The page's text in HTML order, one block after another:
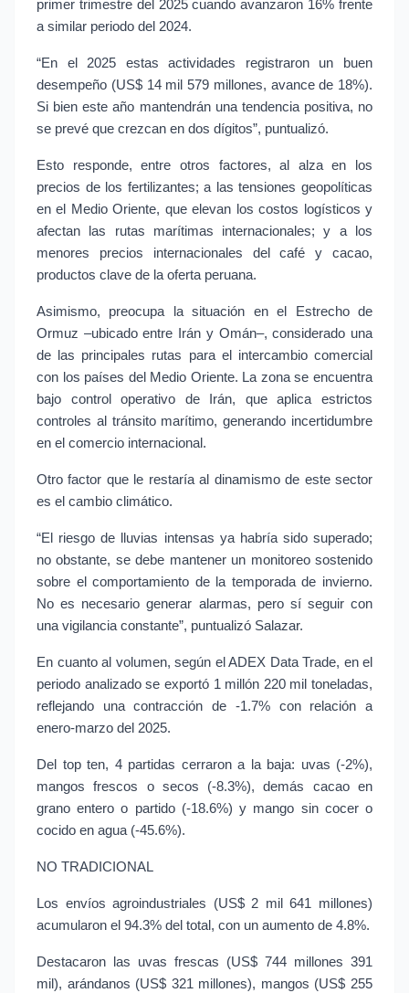
primer trimestre del 2025 cuando avanzaron 16% frente
a similar periodo del 2024.
“En el 2025 estas actividades registraron un buen
desempeño (US$ 14 mil 579 millones, avance de 18%).
Si bien este año mantendrán una tendencia positiva, no
se prevé que crezcan en dos dígitos”, puntualizó.
Esto responde, entre otros factores, al alza en los
precios de los fertilizantes; a las tensiones geopolíticas
en el Medio Oriente, que elevan los costos logísticos y
afectan las rutas marítimas internacionales; y a los
menores precios internacionales del café y cacao,
productos clave de la oferta peruana.
Asimismo, preocupa la situación en el Estrecho de
Ormuz –ubicado entre Irán y Omán–, considerado una
de las principales rutas para el intercambio comercial
con los países del Medio Oriente. La zona se encuentra
bajo control operativo de Irán, que aplica estrictos
controles al tránsito marítimo, generando incertidumbre
en el comercio internacional.
Otro factor que le restaría al dinamismo de este sector
es el cambio climático.
“El riesgo de lluvias intensas ya habría sido superado;
no obstante, se debe mantener un monitoreo sostenido
sobre el comportamiento de la temporada de invierno.
No es necesario generar alarmas, pero sí seguir con
una vigilancia constante”, puntualizó Salazar.
En cuanto al volumen, según el ADEX Data Trade, en el
periodo analizado se exportó 1 millón 220 mil toneladas,
reflejando una contracción de -1.7% con relación a
enero-marzo del 2025.
Del top ten, 4 partidas cerraron a la baja: uvas (-2%),
mangos frescos o secos (-8.3%), demás cacao en
grano entero o partido (-18.6%) y mango sin cocer o
cocido en agua (-45.6%).
NO TRADICIONAL
Los envíos agroindustriales (US$ 2 mil 641 millones)
acumularon el 94.3% del total, con un aumento de 4.8%.
Destacaron las uvas frescas (US$ 744 millones 391
mil), arándanos (US$ 321 millones), mangos (US$ 255